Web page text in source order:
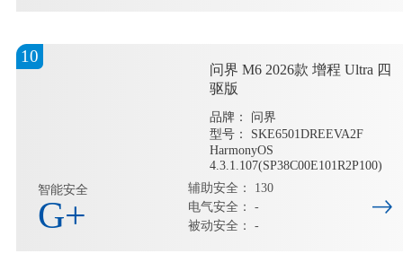
10
问界 M6 2026款 增程 Ultra 四
驱版
品牌： 问界
型号： SKE6501DREEVA2F
HarmonyOS
4.3.1.107(SP38C00E101R2P100)
智能安全
G+
辅助安全： 130
电气安全： -
被动安全： -